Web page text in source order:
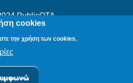
PublicOTA
|Cookies|Πολιτική Προστασίας
Δεδομένων
cookies
την χρήση των cookies.